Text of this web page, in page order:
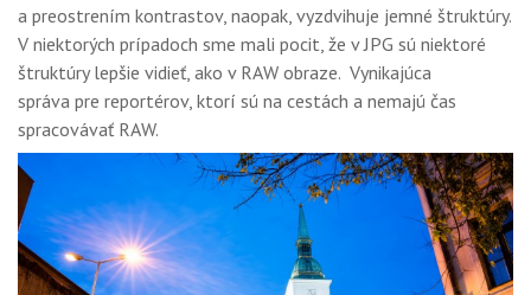
a preostrením kontrastov, naopak, vyzdvihuje jemné štruktúry.
V niektorých prípadoch sme mali pocit, že v JPG sú niektoré
štruktúry lepšie vidieť, ako v RAW obraze. Vynikajúca
správa pre reportérov, ktorí sú na cestách a nemajú čas
spracovávať RAW.